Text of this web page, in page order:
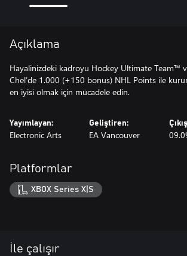
Açıklama
Hayalinizdeki kadroyu Hockey Ultimate Team™
Chel’de 1.000 (+150 bonus) NHL Points ile
en iyisi olmak için mücadele edin.
Yayımlayan:
Electronic Arts
Geliştiren:
EA Vancouver
Platformlar
XBOX Series X|S
İle çalışır